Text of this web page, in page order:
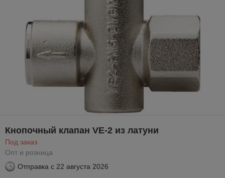
Кнопочный клапан VE-2 из латуни
Под заказ
Опт и розница
Отправка с 22 августа 2026